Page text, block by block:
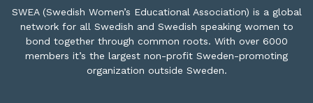
SWEA (Swedish Women’s Educational Association) is a global
network for all Swedish and Swedish speaking women to
bond together through common roots. With over 6000
members it’s the largest non-profit Sweden-promoting
organization outside Sweden.